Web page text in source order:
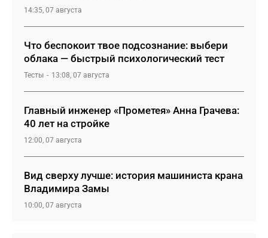
14:35, 07 августа
Что беспокоит твое подсознание: выбери
облака — быстрый психологический тест
Тесты 13:08, 07 августа
Главный инженер «Прометея» Анна Грачева:
40 лет на стройке
12:00, 07 августа
Вид сверху лучше: история машиниста крана
Владимира Замы
10:00, 07 августа